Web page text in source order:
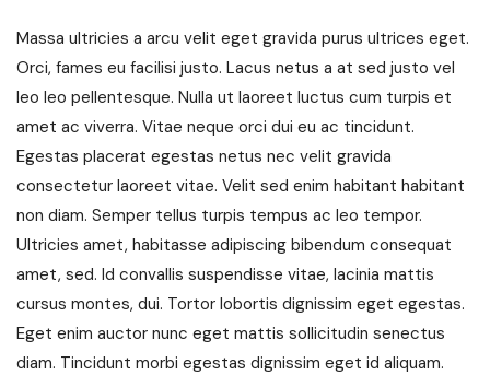
Massa ultricies a arcu velit eget gravida purus ultrices eget.
Orci, fames eu facilisi justo. Lacus netus a at sed justo vel
leo leo pellentesque. Nulla ut laoreet luctus cum turpis et
amet ac viverra. Vitae neque orci dui eu ac tincidunt.
Egestas placerat egestas netus nec velit gravida
consectetur laoreet vitae. Velit sed enim habitant habitant
non diam. Semper tellus turpis tempus ac leo tempor.
Ultricies amet, habitasse adipiscing bibendum consequat
amet, sed. Id convallis suspendisse vitae, lacinia mattis
cursus montes, dui. Tortor lobortis dignissim eget egestas.
Eget enim auctor nunc eget mattis sollicitudin senectus
diam. Tincidunt morbi egestas dignissim eget id aliquam.